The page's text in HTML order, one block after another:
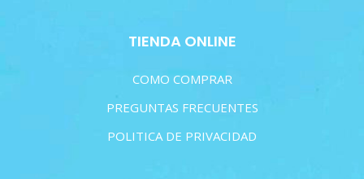
TIENDA ONLINE
COMO COMPRAR
PREGUNTAS FRECUENTES
POLITICA DE PRIVACIDAD